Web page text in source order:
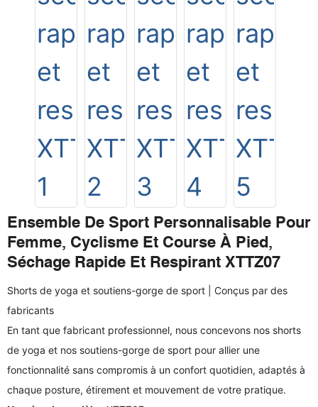
Ensemble De Sport Personnalisable Pour
Femme, Cyclisme Et Course À Pied,
Séchage Rapide Et Respirant XTTZ07
Shorts de yoga et soutiens-gorge de sport | Conçus par des
fabricants
En tant que fabricant professionnel, nous concevons nos shorts
de yoga et nos soutiens-gorge de sport pour allier une
fonctionnalité sans compromis à un confort quotidien, adaptés à
chaque posture, étirement et mouvement de votre pratique.